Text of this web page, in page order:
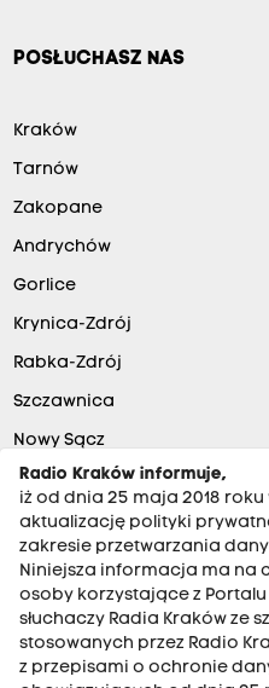
POSŁUCHASZ NAS
Kraków
Tarnów
Zakopane
Andrychów
Gorlice
Krynica-Zdrój
Rabka-Zdrój
Szczawnica
Nowy Sącz
RADIO KRAKÓW SA. Aleja
Radio Kraków informuje,
iż od dnia 25 maja 2018
aktualizację polityki
zakresie przetwarzania
Niniejsza informacja ma na
osoby korzystające z
słuchaczy Radia Kraków ze
stosowanych przez Radio
z przepisami o ochronie